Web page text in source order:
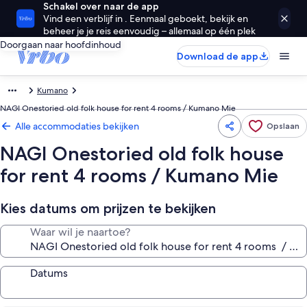
Schakel over naar de app
Vind een verblijf in . Eenmaal geboekt, bekijk en
beheer je je reis eenvoudig – allemaal op één plek
Doorgaan naar hoofdinhoud
Download de app
Kumano
NAGI Onestoried old folk house for rent 4 rooms / Kumano Mie
Alle accommodaties bekijken Opslaan
NAGI Onestoried old folk house
for rent 4 rooms / Kumano Mie
Kies datums om prijzen te bekijken
Waar wil je naartoe?
Datums